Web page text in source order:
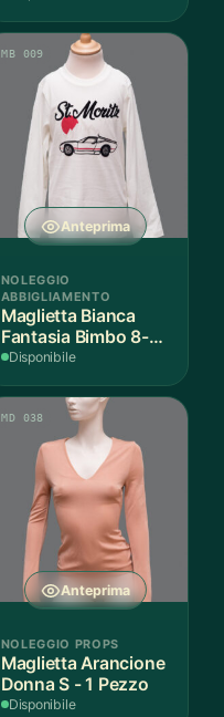
Anteprima
MB 009
NOLEGGIO
ABBIGLIAMENTO
Maglietta Bianca
Fantasia Bimbo 8-9
Anni Cotone - 1
Disponibile
Anteprima
MD 038
NOLEGGIO PROPS
Maglietta Arancione
Donna S - 1 Pezzo
Disponibile